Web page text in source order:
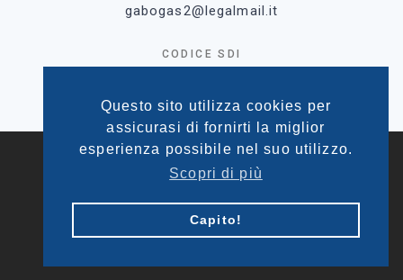
Questo sito utilizza cookies per
assicurasi di fornirti la miglior
esperienza possibile nel suo utilizzo.
Scopri di più
Capito!
gabogas2@legalmail.it
CODICE SDI
2026 GABOGAS 2 SRL
Powered byEnterprise s.r.l.
Contributi sui pannelli solari Condino